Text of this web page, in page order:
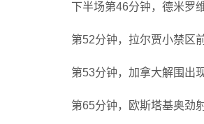
下半场第46分钟，德米罗
第52分钟，拉尔贾小禁区
第53分钟，加拿大解围出
第65分钟，欧斯塔基奥劲